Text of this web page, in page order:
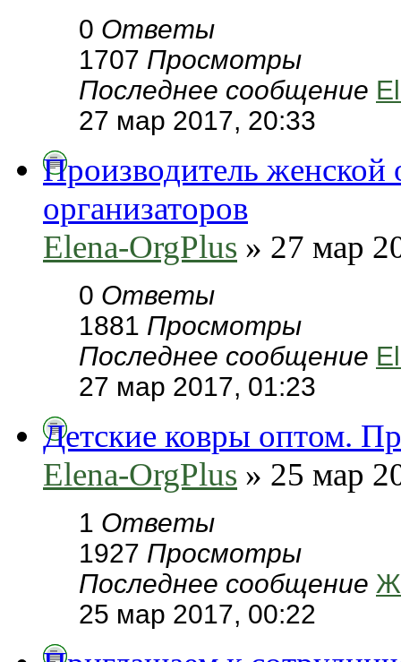
0 Ответы
1707 Просмотры
Последнее сообщение
27 мар 2017, 20:33
Производитель
организаторов
Elena-OrgPlus » 27 мар
0 Ответы
1881 Просмотры
Последнее сообщение
27 мар 2017, 01:23
Детские ковры оптом.
Elena-OrgPlus » 25 мар
1 Ответы
1927 Просмотры
Последнее сообщение
25 мар 2017, 00:22